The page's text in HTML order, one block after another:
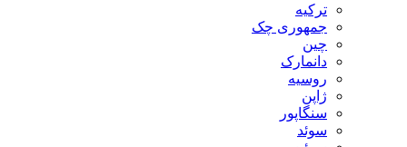
ترکیه
جمهوری چک
چین
دانمارک
روسیه
ژاپن
سنگاپور
سوئد